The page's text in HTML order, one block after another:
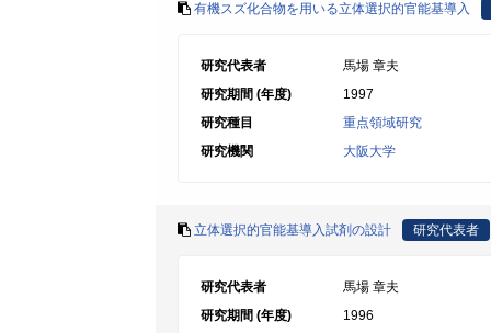
有機スズ化合物を用いる立体選択的官能基導入
研究代表者
馬場 章夫
研究期間 (年度)
1997
研究種目
重点領域研究
研究機関
大阪大学
立体選択的官能基導入試剤の設計 研究代表者
研究代表者
馬場 章夫
研究期間 (年度)
1996